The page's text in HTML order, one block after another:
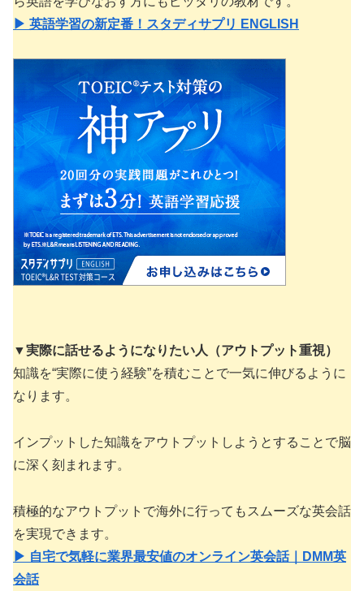
▶ 英語学習の新定番！スタディサプリ ENGLISH
▼実際に話せるようになりたい人（アウトプット重視）
知識を“実際に使う経験”を積むことで一気に伸びるように
なります。
インプットした知識をアウトプットしようとすることで脳
に深く刻まれます。
積極的なアウトプットで海外に行ってもスムーズな英会話
を実現できます。
▶ 自宅で気軽に業界最安値のオンライン英会話｜DMM英
会話